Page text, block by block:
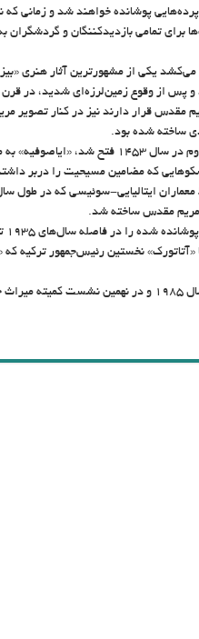
پوشانده خواهند شد و زمانی که
برای تمامی بازدیدکننگان و گردشگران
یکی از مشهورترین آثار هنری
پس از وقوع زمین‌لرزه‌ای شدید، در قرن
مقدس قرار دارند نیز در کنار تصویر
ساخته شده بود.
بلافاصله پس از آن که استانبول کنونی توسط سلطان محمد دوم در
که مضامین مسیحیت را دربر
نخستین رئیس‌جمهور ترکیه که
«ایاصوفیه» به عنوان بخشی از منطقه تاریخی استانبول در سال ۱۹۸۵ و در